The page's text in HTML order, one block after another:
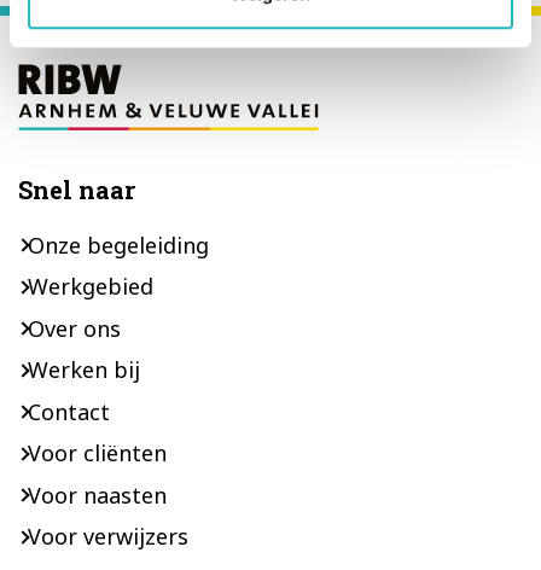
Footer
Snel naar
Onze begeleiding
Werkgebied
Over ons
Werken bij
Contact
Voor cliënten
Voor naasten
Voor verwijzers